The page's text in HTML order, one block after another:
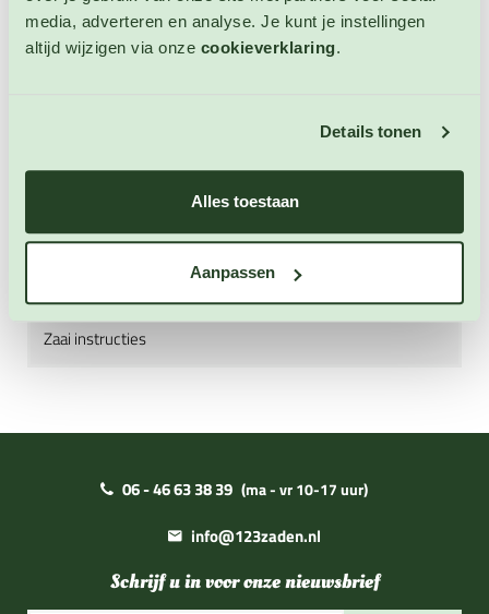
media, adverteren en analyse. Je kunt je instellingen
altijd wijzigen via onze cookieverklaring.
Details tonen
Alles toestaan
Aanpassen
Italiaanse kruiden, Provencaalse kruiden, feta,
geitenkaas, tijm, pompoenpitten, peterselie, rode
kikkererwten, erwten, sperziebonen, paprika, broccoli,
Zaai instructies
06 - 46 63 38 39 (ma - vr 10-17 uur)
info@123zaden.nl
Schrijf u in voor onze nieuwsbrief